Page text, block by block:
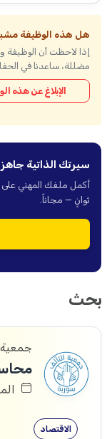
هل هذه الوظيفة
إذا لاحظت أن
مضللة، ساعدنا في
الإبلاغ عن هذه
سيرتك الذاتية
أكمل ملفك المهني على
ثوانٍ — مجاناً.
بحث
جمعية
الاقتصاد